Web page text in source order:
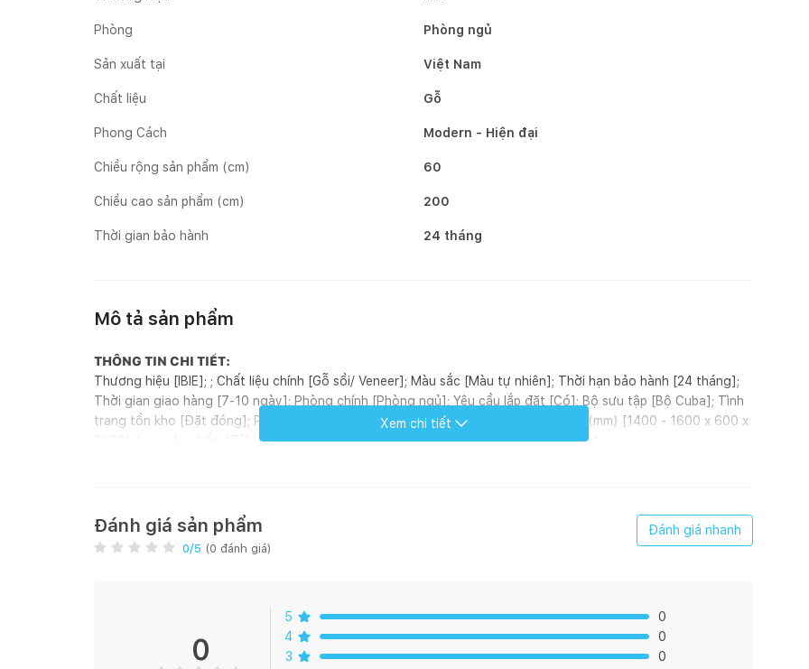
Phòng Phòng ngủ
Sản xuất tại Việt Nam
Chất liệu Gỗ
Phong Cách Modern - Hiện đại
Chiều rộng sản phẩm (cm) 60
Chiều cao sản phẩm (cm) 200
Thời gian bảo hành 24 tháng
Mô tả sản phẩm
THÔNG TIN CHI TIẾT:
Thương hiệu [IBIE]; ; Chất liệu chính [Gỗ sồi/ Veneer]; Màu sắc [Màu tự nhiên]; Thời hạn bảo hành [24 tháng];
Thời gian giao hàng [7-10 ngày]; Phòng chính [Phòng ngủ]; Yêu cầu lắp đặt [Có]; Bộ sưu tập [Bộ Cuba]; Tình
trạng tồn kho [Đặt đóng]; Phong cách [Modern]; Hoàn thiện [Sơn PU]; Kích thước (mm) [1400 - 1600 x 600 x
2000]; Loại sản phẩm [Tủ]; Xuất xứ [Việt Nam]; ; Đơn vị tính [Cái]; Kiểu dáng [3 cánh]
GIỚI THIỆU SẢN PHẨM:
Chất lượng gỗ sồi trắng Mỹ nhập khẩu, được phủ lớp PU chống thấm cao cấp giúp giữ được vẻ bền đẹp và vân gỗ
GIỚI THIỆU CHẤT LIỆU:
Xem chi tiết
Đánh giá sản phẩm
0/5 (0 đánh giá)
Đánh giá nhanh
0
5
0
4
0
3
0